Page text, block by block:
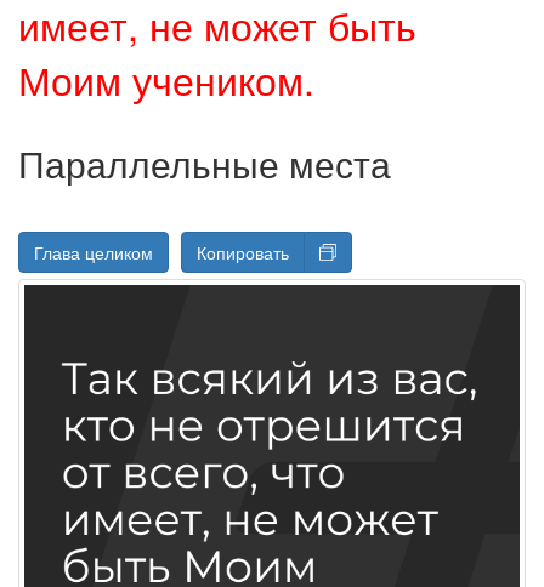
имеет, не может быть
Моим учеником.
Параллельные места
Глава целиком Копировать